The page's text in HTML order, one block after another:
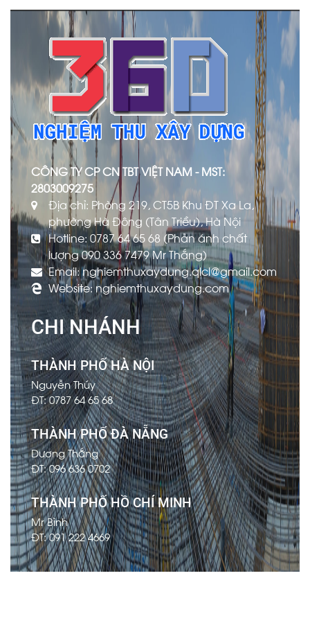
CÔNG TY CP CN TBT VIỆT NAM - MST:
2803009275
Địa chỉ: Phòng 219, CT5B Khu ĐT Xa La,
phường Hà Đông (Tân Triều), Hà Nội
Hotline: 0787 64 65 68 (Phản ánh chất
lượng 090 336 7479 Mr Thắng)
Email: nghiemthuxaydung.qlcl@gmail.com
Website: nghiemthuxaydung.com
CHI NHÁNH
THÀNH PHỐ HÀ NỘI
Nguyễn Thúy
ĐT: 0787 64 65 68
THÀNH PHỐ ĐÀ NẴNG
Dương Thắng
ĐT: 096 636 0702
THÀNH PHỐ HỒ CHÍ MINH
Mr Bình
ĐT: 091 222 4669